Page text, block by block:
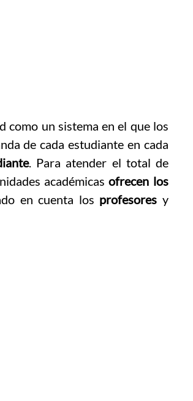
un sistema en el que los
de cada estudiante en cada
. Para atender el total de
académicas ofrecen los
en cuenta los profesores y